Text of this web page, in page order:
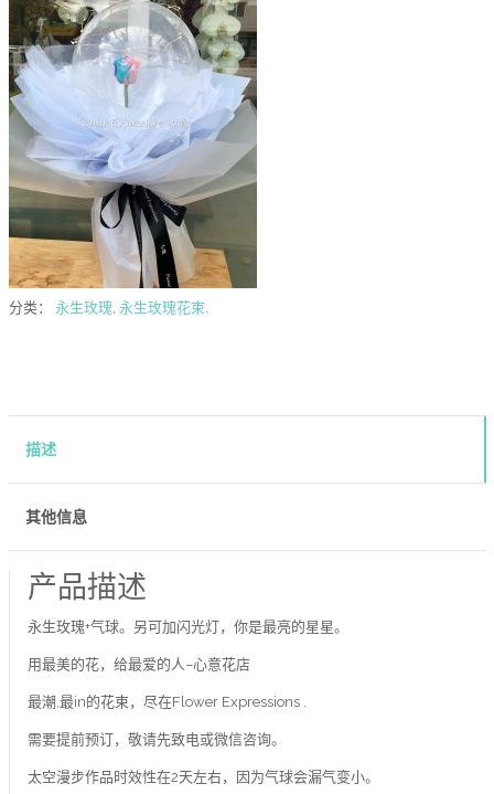
分类： 永生玫瑰, 永生玫瑰花束.
描述
其他信息
产品描述
永生玫瑰+气球。另可加闪光灯，你是最亮的星星。
用最美的花，给最爱的人–心意花店
最潮,最in的花束，尽在Flower Expressions .
需要提前预订，敬请先致电或微信咨询。
太空漫步作品时效性在2天左右，因为气球会漏气变小。